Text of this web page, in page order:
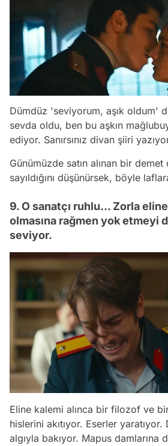
Dümdüz 'seviyorum, aşık oldum'
sevda oldu, ben bu aşkın
ediyor. Sanırsınız divan şiiri
Günümüzde satın alınan bir
sayıldığını düşünürsek, böyle
9. O sanatçı ruhlu... Zorla
olmasına rağmen yok etmeyi
seviyor.
Eline kalemi alınca bir filozof ve
hislerini akıtıyor. Eserler
algıyla bakıyor. Mapus damlarına